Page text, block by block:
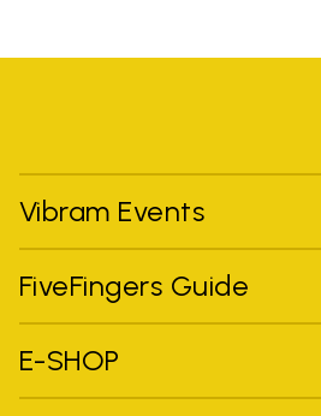
Vibram Events
FiveFingers Guide
E-SHOP